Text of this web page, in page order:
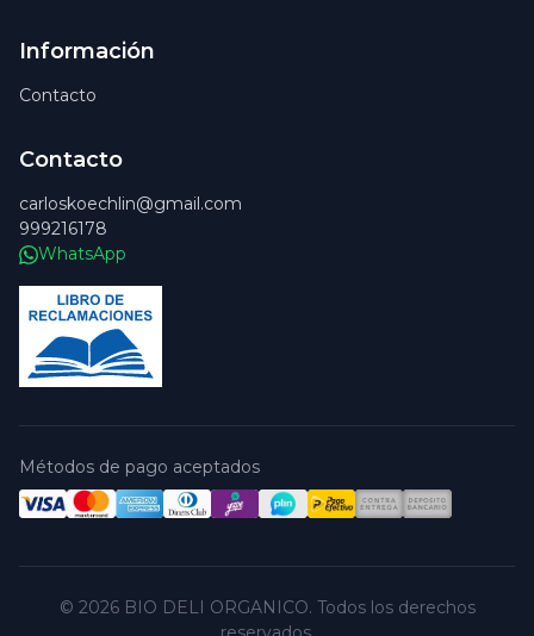
Información
Contacto
Contacto
carloskoechlin@gmail.com
999216178
WhatsApp
Métodos de pago aceptados
© 2026 BIO DELI ORGANICO. Todos los derechos